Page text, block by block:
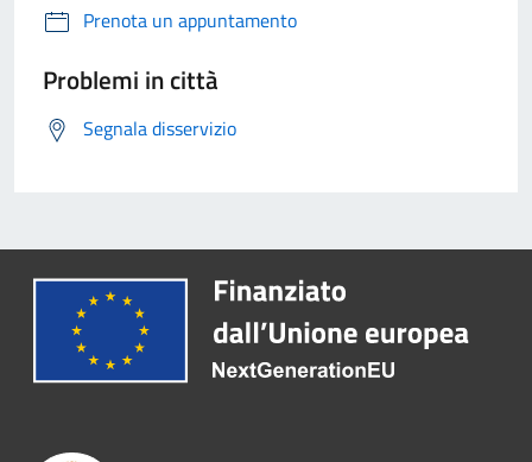
Prenota un appuntamento
Problemi in città
Segnala disservizio